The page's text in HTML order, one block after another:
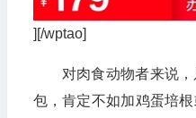
][/wptao]
对肉食动物者来说
包，肯定不如加鸡蛋培